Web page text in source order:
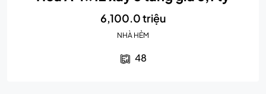
6,100.0 triệu
NHÀ HẺM
48